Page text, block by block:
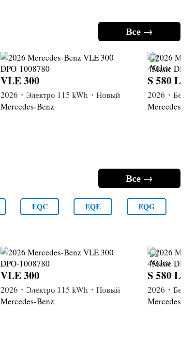
Все →
VLE 300
2026・Электро 115 kWh・Новый
Mercedes-Benz
S 580
2026・
Mercedes-
Все →
EQC EQE EQG
VLE 300
2026・Электро 115 kWh・Новый
Mercedes-Benz
S 580
2026・
Mercedes-